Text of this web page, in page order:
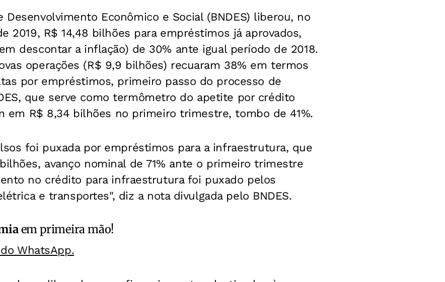
Desenvolvimento Econômico e Social (BNDES) liberou, no
2019, R$ 14,48 bilhões para empréstimos já aprovados,
descontar a inflação) de 30% ante igual período de 2018.
operações (R$ 9,9 bilhões) recuaram 38% em termos
por empréstimos, primeiro passo do processo de
que serve como termômetro do apetite por crédito
em R$ 8,34 bilhões no primeiro trimestre, tombo de 41%.
foi puxada por empréstimos para a infraestrutura, que
avanço nominal de 71% ante o primeiro trimestre
no crédito para infraestrutura foi puxado pelos
e transportes", diz a nota divulgada pelo BNDES.
em primeira mão!
WhatsApp.